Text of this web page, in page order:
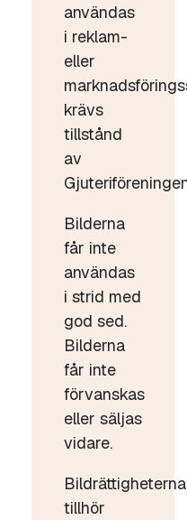
användas
i reklam-
eller
krävs
tillstånd
av
Bilderna
får inte
användas
i strid med
god sed.
Bilderna
får inte
förvanskas
eller säljas
vidare.
Bildrättigheterna
tillhör